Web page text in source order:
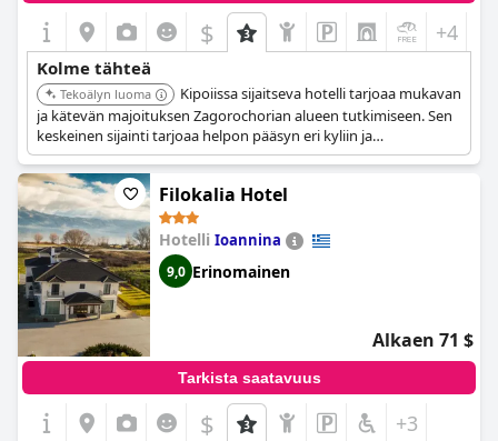
$ +4
Kolme tähteä
Tekoälyn luoma
Kipoiissa sijaitseva hotelli tarjoaa mukavan
ja kätevän majoituksen Zagorochorian alueen tutkimiseen. Sen
keskeinen sijainti tarjoaa helpon pääsyn eri kyliin ja
nähtävyyksiin.
Filokalia Hotel
Hotelli Ioannina
9,0 Erinomainen
Alkaen 71 $
Tarkista saatavuus
$ +3